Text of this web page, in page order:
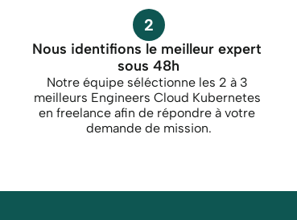
2
Nous identifions le meilleur expert
sous 48h
Notre équipe séléctionne les 2 à 3
meilleurs Engineers Cloud Kubernetes
en freelance afin de répondre à votre
demande de mission.